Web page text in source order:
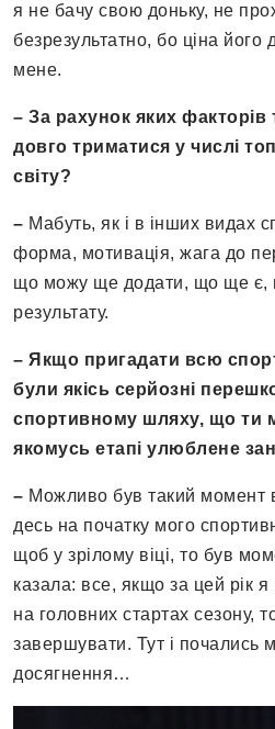
я не бачу свою доньку, не
безрезультатно, бо ціна його
мене.
– За рахунок яких факторів
довго триматися у числі
світу?
– Мабуть, як і в інших видах
форма, мотивація, жага до
що можу ще додати, що ще є,
результату.
– Якщо пригадати всю
були якісь серйозні
спортивному шляху, що ти
якомусь етапі улюблене
– Можливо був такий момент в
десь на початку мого
щоб у зрілому віці, то був
казала: все, якщо за цей рік
на головних стартах сезону,
завершувати. Тут і почались
досягнення…